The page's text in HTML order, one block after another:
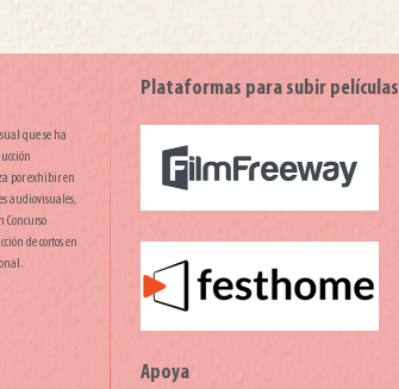
que se ha
por exhibir en
audiovisuales,
Concurso
de cortos en
Plataformas para subir películas
Apoya